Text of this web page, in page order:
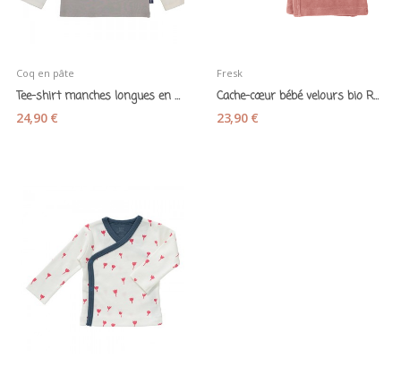
Coq en pâte
Tee-shirt manches longues en coton bio «...
24,90 €
Fresk
Cache-cœur bébé velours bio Rose - Fresk
23,90 €